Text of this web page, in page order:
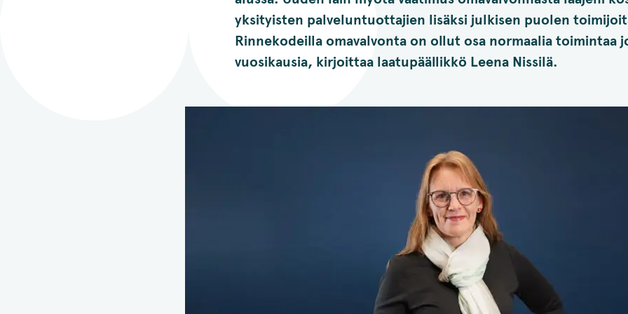
yksityisten palveluntuottajien lisäksi julkisen puolen
Rinnekodeilla omavalvonta on ollut osa normaalia toimintaa
vuosikausia, kirjoittaa laatupäällikkö Leena Nissilä.